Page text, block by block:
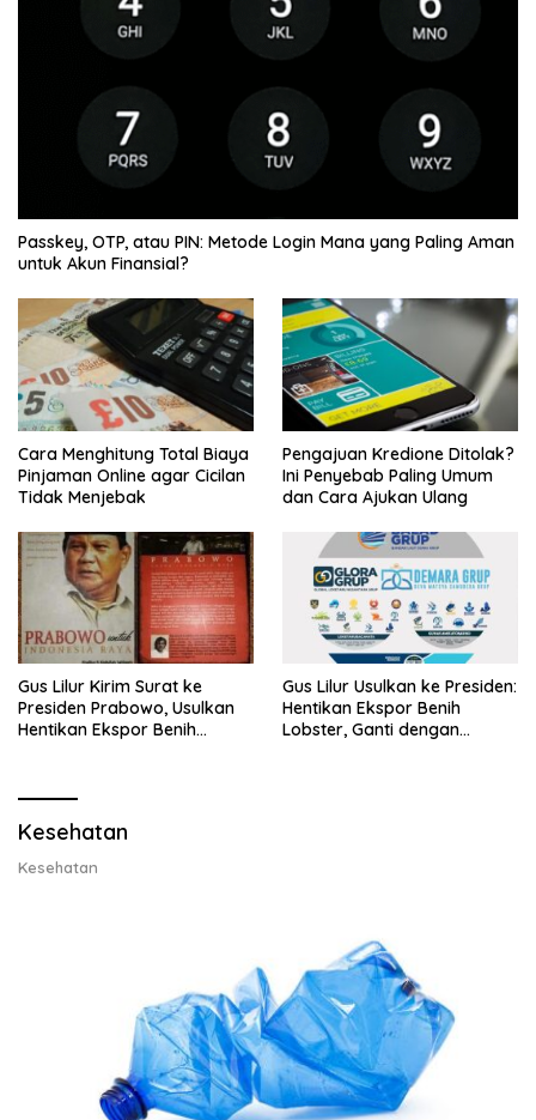
Passkey, OTP, atau PIN: Metode Login Mana yang Paling Aman
untuk Akun Finansial?
Cara Menghitung Total Biaya
Pinjaman Online agar Cicilan
Tidak Menjebak
Pengajuan Kredione Ditolak?
Ini Penyebab Paling Umum
dan Cara Ajukan Ulang
Gus Lilur Kirim Surat ke
Presiden Prabowo, Usulkan
Hentikan Ekspor Benih
Gus Lilur Usulkan ke Presiden:
Hentikan Ekspor Benih
Lobster, Ganti dengan
Kesehatan
Kesehatan